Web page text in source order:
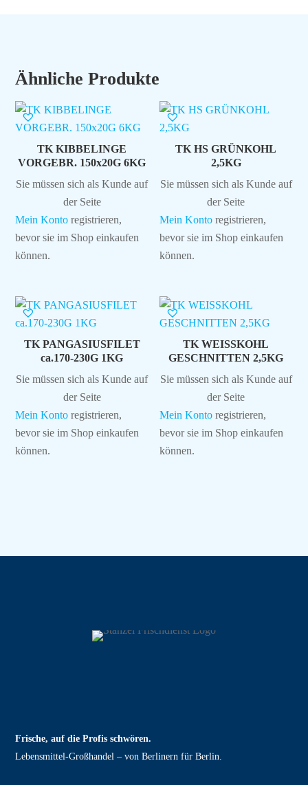
Ähnliche Produkte
TK KIBBELINGE
VORGEBR. 150x20G 6KG
Sie müssen sich als Kunde auf
der Seite
Mein Konto registrieren,
bevor sie im Shop einkaufen
können.
TK HS GRÜNKOHL
2,5KG
Sie müssen sich als Kunde auf
der Seite
Mein Konto registrieren,
bevor sie im Shop einkaufen
können.
TK PANGASIUSFILET
ca.170-230G 1KG
Sie müssen sich als Kunde auf
der Seite
Mein Konto registrieren,
bevor sie im Shop einkaufen
können.
TK WEISSKOHL
GESCHNITTEN 2,5KG
Sie müssen sich als Kunde auf
der Seite
Mein Konto registrieren,
bevor sie im Shop einkaufen
können.
Frische, auf die Profis schwören.
Lebensmittel‑Großhandel – von Berlinern für Berlin.